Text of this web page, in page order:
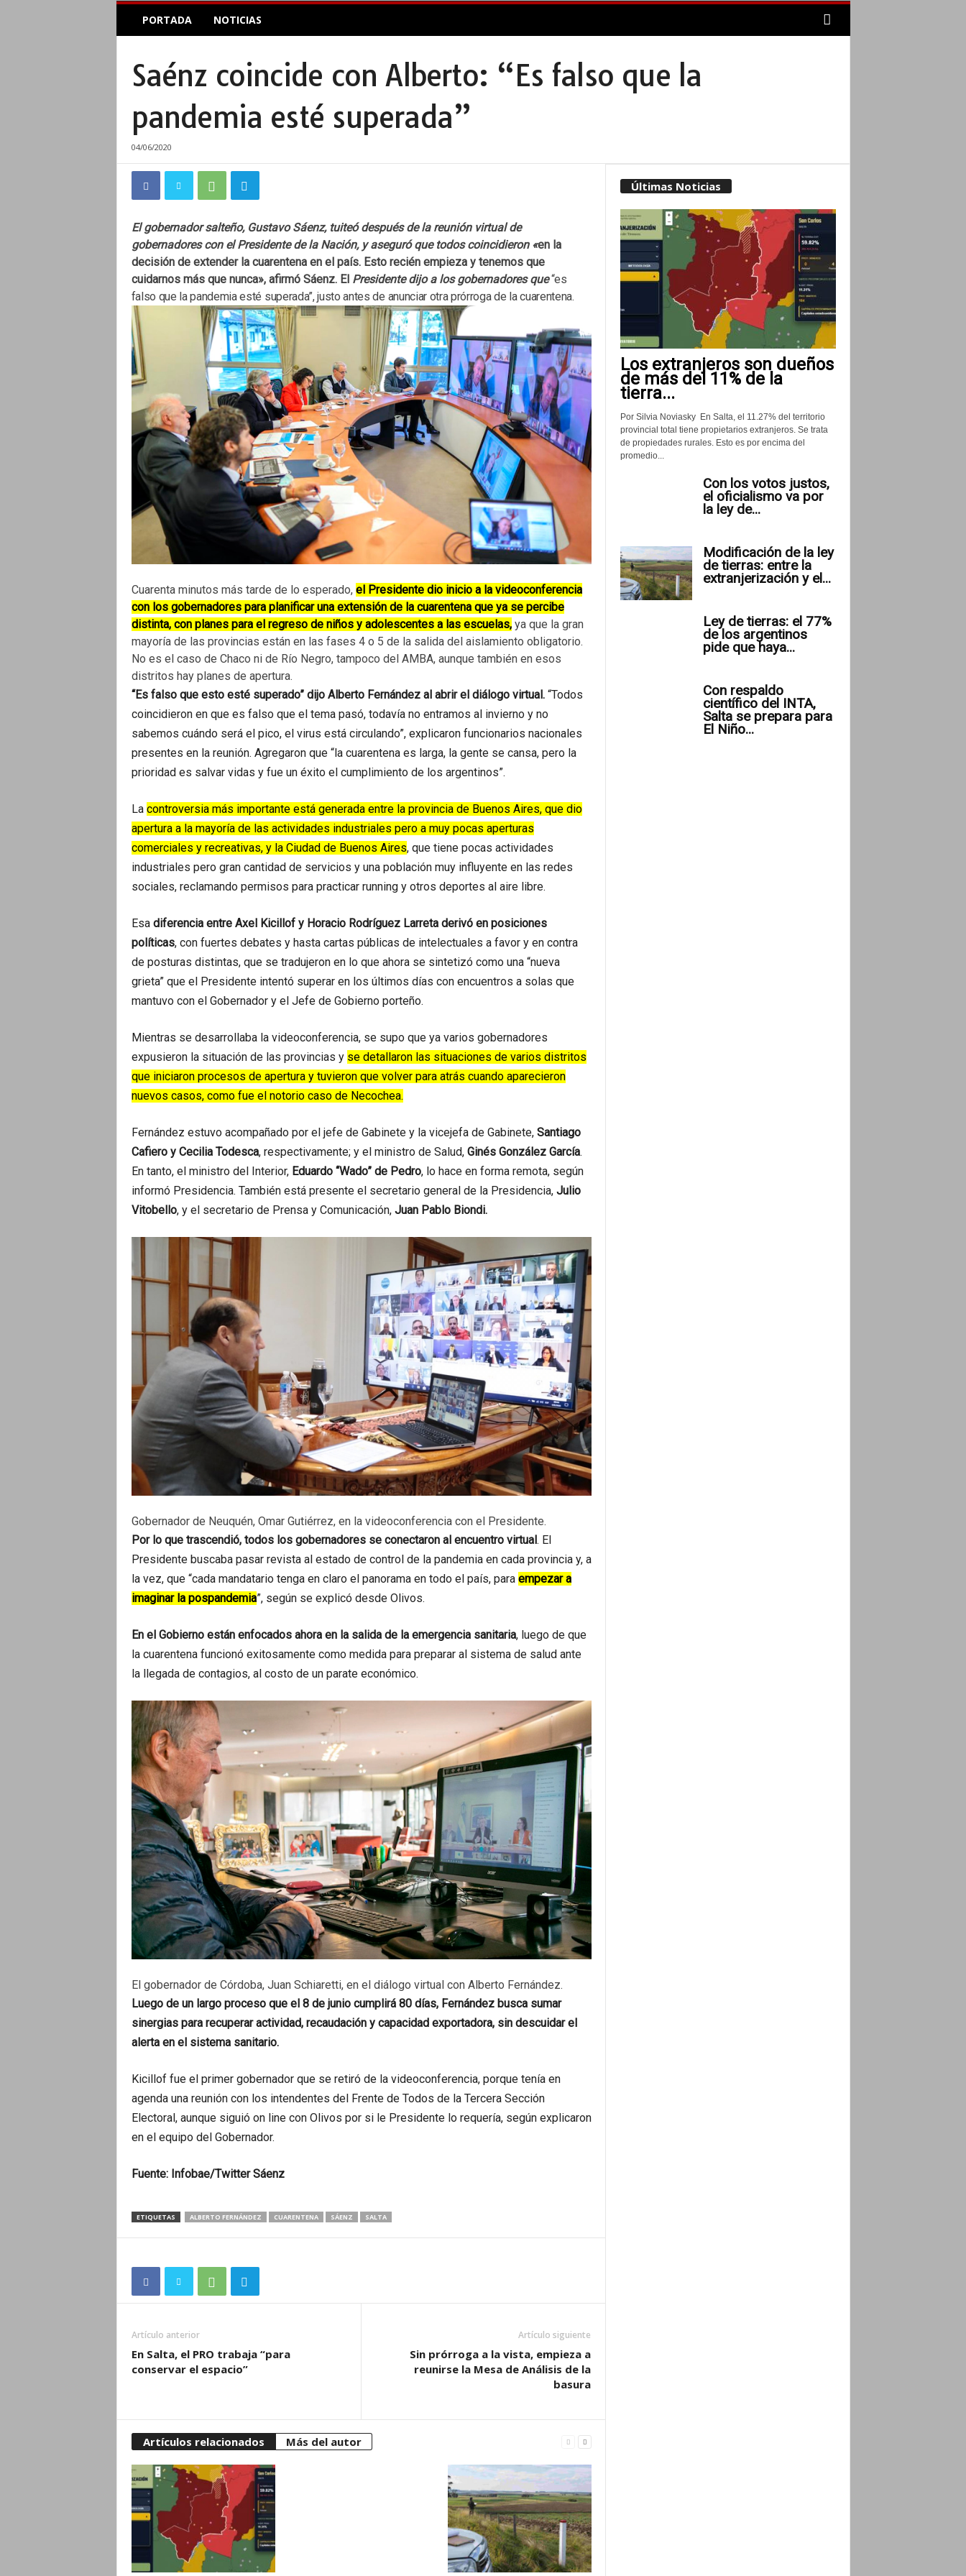
E
A
PORTADA NOTICIAS
Saénz coincide con Alberto: “Es falso que la
pandemia esté superada”
04/06/2020
El gobernador salteño, Gustavo Sáenz, tuiteó después de la reunión virtual de
gobernadores con el Presidente de la Nación, y aseguró que todos coincidieron «en la
decisión de extender la cuarentena en el país. Esto recién empieza y tenemos que
cuidarnos más que nunca», afirmó Sáenz. El Presidente dijo a los gobernadores que“es
falso que la pandemia esté superada”, justo antes de anunciar otra prórroga de la cuarentena.
Cuarenta minutos más tarde de lo esperado, el Presidente dio inicio a la videoconferencia
con los gobernadores para planificar una extensión de la cuarentena que ya se percibe
distinta, con planes para el regreso de niños y adolescentes a las escuelas,ya que la gran
mayoría de las provincias están en las fases 4 o 5 de la salida del aislamiento obligatorio.
No es el caso de Chaco ni de Río Negro, tampoco del AMBA, aunque también en esos
distritos hay planes de apertura.
“Es falso que esto esté superado” dijo Alberto Fernández al abrir el diálogo virtual.“Todos
coincidieron en que es falso que el tema pasó, todavía no entramos al invierno y no
sabemos cuándo será el pico, el virus está circulando”, explicaron funcionarios nacionales
presentes en la reunión. Agregaron que “la cuarentena es larga, la gente se cansa, pero la
prioridad es salvar vidas y fue un éxito el cumplimiento de los argentinos”.
La controversia más importante está generada entre la provincia de Buenos Aires, que dio
apertura a la mayoría de las actividades industriales pero a muy pocas aperturas
comerciales y recreativas, y la Ciudad de Buenos Aires, que tiene pocas actividades
industriales pero gran cantidad de servicios y una población muy influyente en las redes
sociales, reclamando permisos para practicar running y otros deportes al aire libre.
Esa diferencia entre Axel Kicillof y Horacio Rodríguez Larreta derivó en posiciones
políticas, con fuertes debates y hasta cartas públicas de intelectuales a favor y en contra
de posturas distintas, que se tradujeron en lo que ahora se sintetizó como una “nueva
grieta” que el Presidente intentó superar en los últimos días con encuentros a solas que
mantuvo con el Gobernador y el Jefe de Gobierno porteño.
Mientras se desarrollaba la videoconferencia, se supo que ya varios gobernadores
expusieron la situación de las provincias y se detallaron las situaciones de varios distritos
que iniciaron procesos de apertura y tuvieron que volver para atrás cuando aparecieron
nuevos casos, como fue el notorio caso de Necochea.
Fernández estuvo acompañado por el jefe de Gabinete y la vicejefa de Gabinete, Santiago
Cafiero y Cecilia Todesca, respectivamente; y el ministro de Salud, Ginés González García.
En tanto, el ministro del Interior, Eduardo “Wado” de Pedro, lo hace en forma remota, según
informó Presidencia. También está presente el secretario general de la Presidencia, Julio
Vitobello, y el secretario de Prensa y Comunicación, Juan Pablo Biondi.
Gobernador de Neuquén, Omar Gutiérrez, en la videoconferencia con el Presidente.
Por lo que trascendió, todos los gobernadores se conectaron al encuentro virtual . El
Presidente buscaba pasar revista al estado de control de la pandemia en cada provincia y, a
la vez, que “cada mandatario tenga en claro el panorama en todo el país, para empezar a
imaginar la pospandemia”, según se explicó desde Olivos.
En el Gobierno están enfocados ahora en la salida de la emergencia sanitaria, luego de que
la cuarentena funcionó exitosamente como medida para preparar al sistema de salud ante
la llegada de contagios, al costo de un parate económico.
El gobernador de Córdoba, Juan Schiaretti, en el diálogo virtual con Alberto Fernández.
Luego de un largo proceso que el 8 de junio cumplirá 80 días, Fernández busca sumar
sinergias para recuperar actividad, recaudación y capacidad exportadora, sin descuidar el
alerta en el sistema sanitario.
Kicillof fue el primer gobernador que se retiró de la videoconferencia, porque tenía en
agenda una reunión con los intendentes del Frente de Todos de la Tercera Sección
Electoral, aunque siguió on line con Olivos por si le Presidente lo requería, según explicaron
en el equipo del Gobernador.
Fuente: Infobae/Twitter Sáenz
ETIQUETAS ALBERTO FERNÁNDEZ CUARENTENA SÁENZ SALTA
Artículo anterior
En Salta, el PRO trabaja “para
conservar el espacio”
Artículo siguiente
Sin prórroga a la vista, empieza a
reunirse la Mesa de Análisis de la
basura
Artículos relacionados Más del autor
Últimas Noticias
Los extranjeros son dueños
de más del 11% de la
tierra...
Por Silvia Noviasky En Salta, el 11.27% del territorio
provincial total tiene propietarios extranjeros. Se trata
de propiedades rurales. Esto es por encima del
promedio...
Con los votos justos,
el oficialismo va por
la ley de...
Modificación de la ley
de tierras: entre la
extranjerización y el...
Ley de tierras: el 77%
de los argentinos
pide que haya...
Con respaldo
científico del INTA,
Salta se prepara para
El Niño...